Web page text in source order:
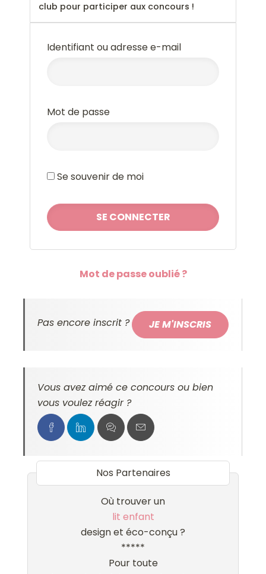
club pour participer aux concours !
Identifiant ou adresse e-mail
Mot de passe
Se souvenir de moi
Mot de passe oublié ?
Pas encore inscrit ? JE M'INSCRIS
Vous avez aimé ce concours ou bien
vous voulez réagir ?
Nos Partenaires
Où trouver un
lit enfant
design et éco-conçu ?
*****
Pour toute